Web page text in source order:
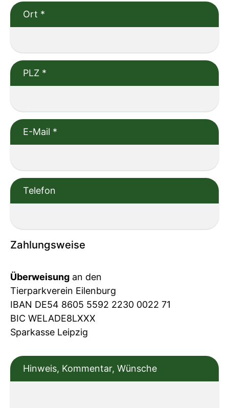
Ort *
PLZ *
E-Mail *
Telefon
Zahlungsweise
Überweisung an den
Tierparkverein Eilenburg
IBAN DE54 8605 5592 2230 0022 71
BIC WELADE8LXXX
Sparkasse Leipzig
Hinweis, Kommentar, Wünsche